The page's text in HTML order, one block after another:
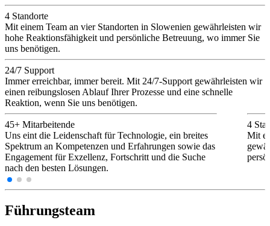
4 Standorte
Mit einem Team an vier Standorten in Slowenien gewährleisten wir
hohe Reaktionsfähigkeit und persönliche Betreuung, wo immer Sie
uns benötigen.
24/7 Support
Immer erreichbar, immer bereit. Mit 24/7-Support gewährleisten wir
einen reibungslosen Ablauf Ihrer Prozesse und eine schnelle
Reaktion, wenn Sie uns benötigen.
45+ Mitarbeitende
Uns eint die Leidenschaft für Technologie, ein breites
Spektrum an Kompetenzen und Erfahrungen sowie das
Engagement für Exzellenz, Fortschritt und die Suche
nach den besten Lösungen.
4
Mit
Führungsteam